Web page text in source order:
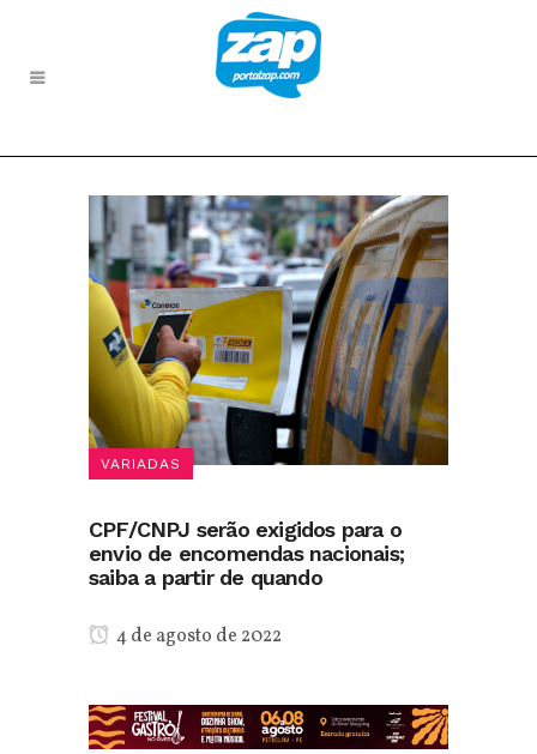
VARIADAS
CPF/CNPJ serão exigidos para o
envio de encomendas nacionais;
saiba a partir de quando
4 de agosto de 2022